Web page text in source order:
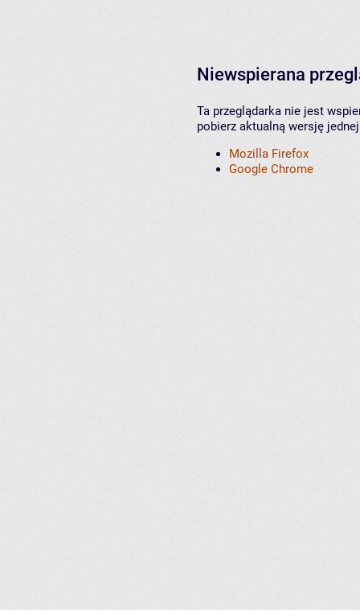
Niewspierana
Ta przeglądarka nie jest
pobierz aktualną wersję
Mozilla Firefox
Google Chrome